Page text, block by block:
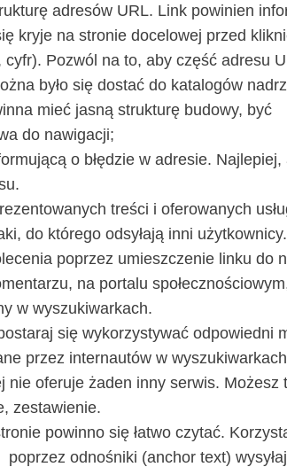
adresów URL. Link powinien
kryje na stronie docelowej przed
Pozwól na to, aby część adresu
było się dostać do katalogów
mieć jasną strukturę budowy, być
do nawigacji;
o błędzie w adresie. Najlepiej,
treści i oferowanych
do którego odsyłają inni
poprzez umieszczenie linku do
na portalu
w wyszukiwarkach.
się wykorzystywać odpowiedni
przez internautów w
nie oferuje żaden inny serwis. Możesz
zestawienie.
powinno się łatwo czytać.
poprzez odnośniki (anchor text)